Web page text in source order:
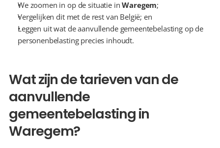
We zoomen in op de situatie in Waregem;
Vergelijken dit met de rest van België; en
Leggen uit wat de aanvullende gemeentebelasting op de
personenbelasting precies inhoudt.
Wat zijn de tarieven van de
aanvullende
gemeentebelasting in
Waregem?